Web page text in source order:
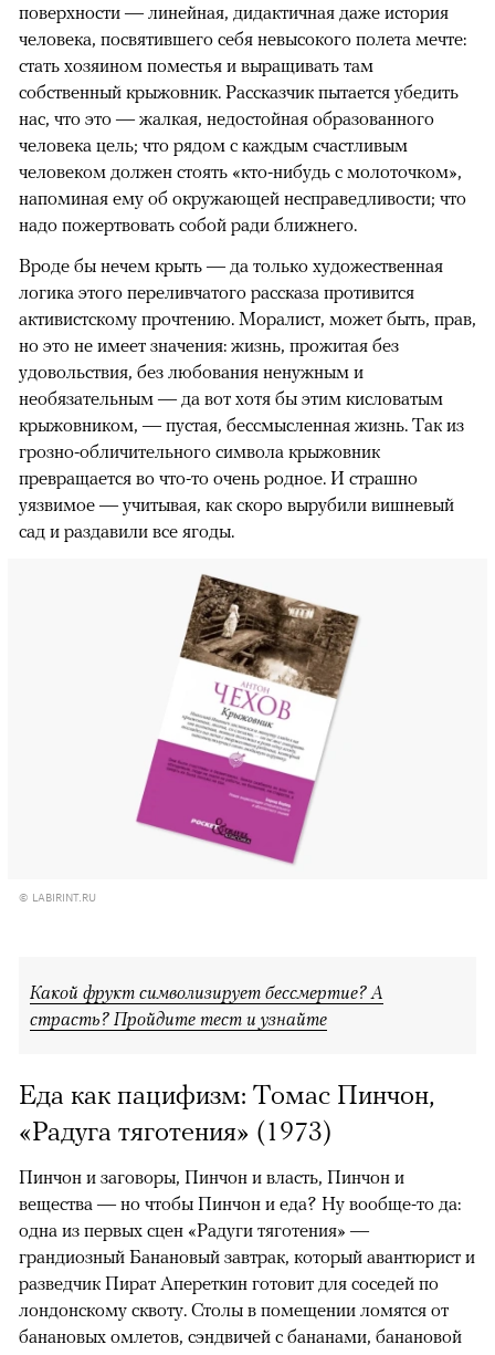
поверхности — линейная, дидактичная даже история
человека, посвятившего себя невысокого полета мечте:
стать хозяином поместья и выращивать там
собственный крыжовник. Рассказчик пытается убедить
нас, что это — жалкая, недостойная образованного
человека цель; что рядом с каждым счастливым
человеком должен стоять «кто-нибудь с молоточком»,
напоминая ему об окружающей несправедливости; что
надо пожертвовать собой ради ближнего.
Вроде бы нечем крыть — да только художественная
логика этого переливчатого рассказа противится
активистскому прочтению. Моралист, может быть, прав,
но это не имеет значения: жизнь, прожитая без
удовольствия, без любования ненужным и
необязательным — да вот хотя бы этим кисловатым
крыжовником, — пустая, бессмысленная жизнь. Так из
грозно-обличительного символа крыжовник
превращается во что-то очень родное. И страшно
уязвимое — учитывая, как скоро вырубили вишневый
сад и раздавили все ягоды.
© LABIRINT.RU
Какой фрукт символизирует бессмертие? А
страсть? Пройдите тест и узнайте
Еда как пацифизм: Томас Пинчон,
«Радуга тяготения» (1973)
Пинчон и заговоры, Пинчон и власть, Пинчон и
вещества — но чтобы Пинчон и еда? Ну вообще-то да:
одна из первых сцен «Радуги тяготения» —
грандиозный Банановый завтрак, который авантюрист и
разведчик Пират Апереткин готовит для соседей по
лондонскому сквоту. Столы в помещении ломятся от
банановых омлетов, сэндвичей с бананами, банановой